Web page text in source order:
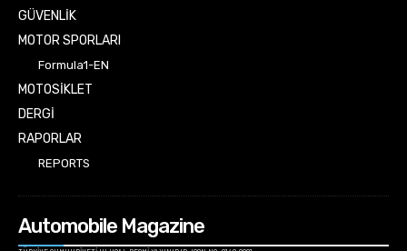
GÜVENLİK
MOTOR SPORLARI
Formula1-EN
MOTOSİKLET
DERGİ
RAPORLAR
REPORTS
Automobile Magazine